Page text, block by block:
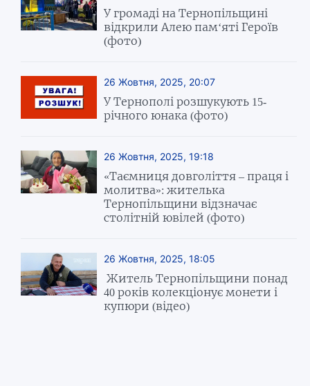
У громаді на Тернопільщині
відкрили Алею пам‘яті Героїв
(фото)
26 Жовтня, 2025, 20:07
У Тернополі розшукують 15-
річного юнака (фото)
26 Жовтня, 2025, 19:18
«Таємниця довголіття – праця і
молитва»: жителька
Тернопільщини відзначає
столітній ювілей (фото)
26 Жовтня, 2025, 18:05
Житель Тернопільщини понад
40 років колекціонує монети і
купюри (відео)